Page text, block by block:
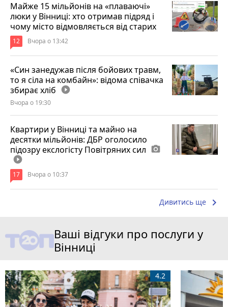
Майже 15 мільйонів на «плаваючі»
люки у Вінниці: хто отримав підряд і
чому місто відмовляється від старих
12 Вчора о 13:42
«Син занедужав після бойових травм,
то я сіла на комбайн»: відома співачка
збирає хліб play_circle_filled
Вчора о 19:30
Квартири у Вінниці та майно на
десятки мільйонів: ДБР оголосило
підозру екслогісту Повітряних сил photo_camera
play_circle_filled
17 Вчора о 10:37
Дивитись ще keyboard_arrow_right
Ваші відгуки про послуги у
Вінниці
4.2